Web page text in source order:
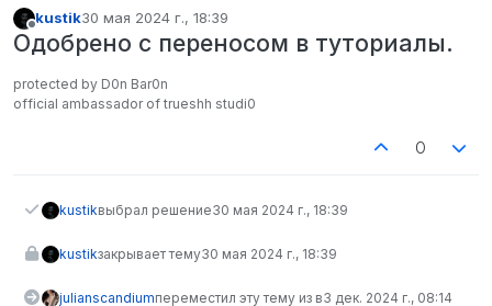
Не в сети
kustik30 мая 2024 г., 18:39
отредактировано
Одобрено с переносом в туториалы.
protected by D0n Bar0n
official ambassador of trueshh studi0
0
kustikвыбрал решение30 мая 2024 г., 18:39
kustikзакрывает тему30 мая 2024 г., 18:39
julianscandiumпереместил эту тему из в3 дек. 2024 г., 08:14